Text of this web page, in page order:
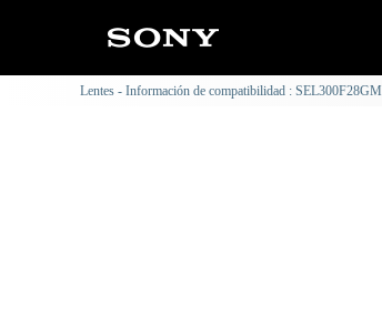
Lentes - Información de compatibilidad : SEL300F28GM